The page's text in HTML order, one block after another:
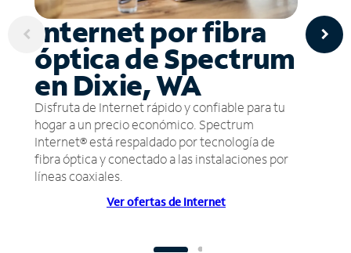
Internet por fibra
óptica de Spectrum
en Dixie, WA
Disfruta de Internet rápido y confiable para tu
hogar a un precio económico. Spectrum
Internet® está respaldado por tecnología de
fibra óptica y conectado a las instalaciones por
líneas coaxiales.
Ver ofertas de Internet